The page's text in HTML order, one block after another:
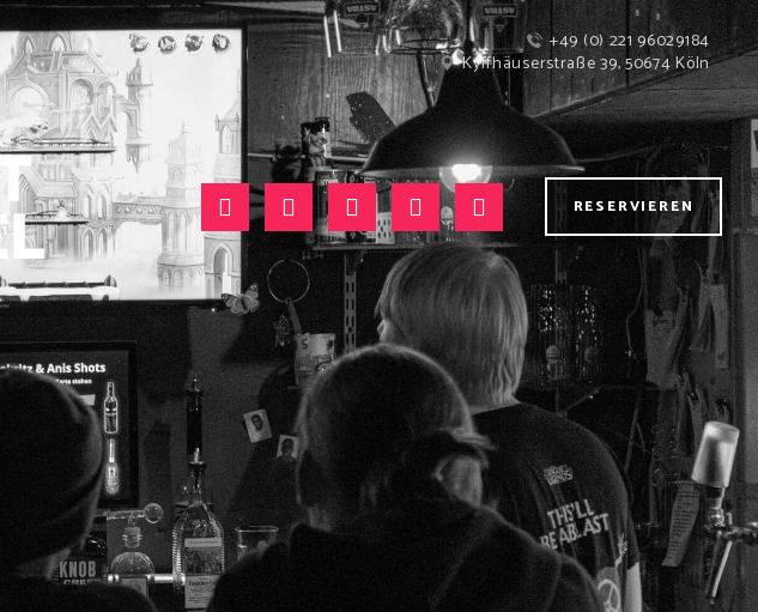
+49 (0) 221 96029184
Kyffhäuserstraße 39, 50674 Köln
RESERVIEREN